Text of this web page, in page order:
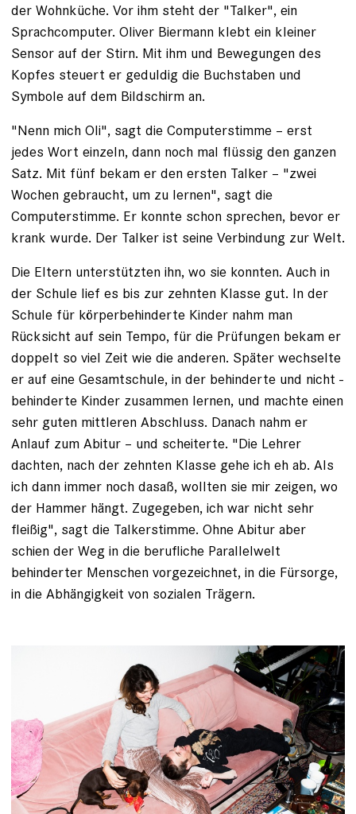
der Wohnküche. Vor ihm steht der "Talker", ein
Sprach­computer. Oliver Biermann klebt ein kleiner
Sensor auf der Stirn. Mit ihm und Bewegungen des
Kopfes steuert er geduldig die Buchstaben und
Symbole auf dem Bildschirm an.
"Nenn mich Oli", sagt die Computer­stimme – erst
jedes Wort einzeln, dann noch mal flüssig den ganzen
Satz. Mit fünf bekam er den ersten Talker – "zwei
Wochen gebraucht, um zu lernen", sagt die
Computerstimme. Er konnte schon sprechen, bevor er
krank wurde. Der Talker ist seine Verbindung zur Welt.
Die Eltern unterstützten ihn, wo sie konnten. Auch in
der Schule lief es bis zur zehnten Klasse gut. In der
Schule für körper­behinderte Kinder nahm man
Rücksicht auf sein Tempo, für die Prüfungen ­bekam er
doppelt so viel Zeit wie die anderen. Später wechselte
er auf eine Gesamtschule, in der behinderte und nicht ­
behinderte Kinder zusammen lernen, und machte einen
sehr guten mittleren Abschluss. Danach nahm er
Anlauf zum Abitur – und scheiterte. "Die Lehrer
dachten, nach der zehnten Klasse gehe ich eh ab. Als
ich dann immer noch dasaß, wollten sie mir zeigen, wo
der Hammer hängt. Zugegeben, ich war nicht sehr
fleißig", sagt die Talkerstimme. Ohne Abitur aber
schien der Weg in die berufliche Parallelwelt
behinderter Menschen ­vorgezeichnet, in die Fürsorge,
in die Abhängigkeit von sozialen Trägern.